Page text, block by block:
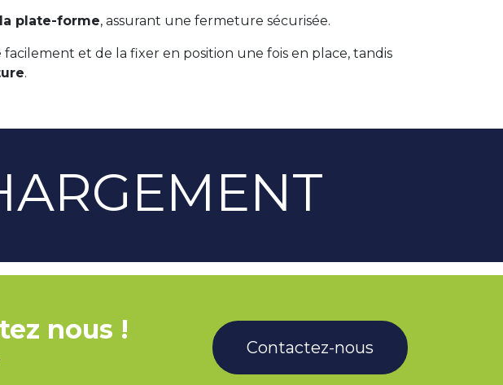
plate-forme, assurant une fermeture sécurisée.
et de la fixer en position une fois en place, tandis
.
nous !
Contactez-nous